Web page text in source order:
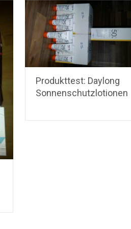
Produkttest: Daylong
Sonnenschutzlotionen